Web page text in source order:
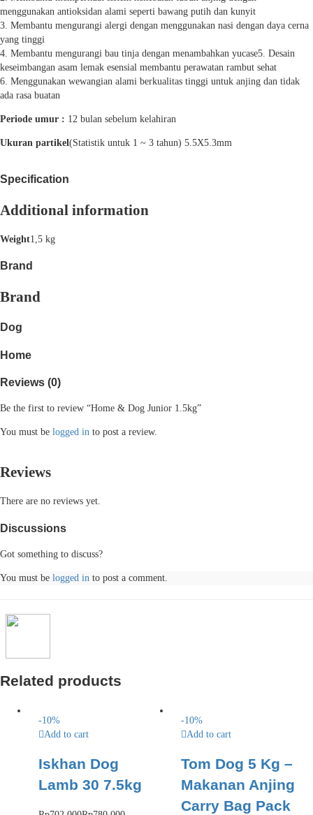
menggunakan antioksidan alami seperti bawang putih dan kunyit
3. Membantu mengurangi alergi dengan menggunakan nasi dengan daya cerna
yang tinggi
4. Membantu mengurangi bau tinja dengan menambahkan yucase5. Desain
keseimbangan asam lemak esensial membantu perawatan rambut sehat
6. Menggunakan wewangian alami berkualitas tinggi untuk anjing dan tidak
ada rasa buatan
Periode umur : 12 bulan sebelum kelahiran
Ukuran partikel (Statistik untuk 1 ~ 3 tahun) 5.5X5.3mm
Specification
Additional information
Weight1,5 kg
Brand
Brand
Dog
Home
Reviews (0)
Be the first to review “Home & Dog Junior 1.5kg”
You must be logged in to post a review.
Reviews
There are no reviews yet.
Discussions
Got something to discuss?
You must be logged in to post a comment.
Related products
-10%
Add to cart
Iskhan Dog
Lamb 30 7.5kg
-10%
Add to cart
Tom Dog 5 Kg –
Makanan Anjing
Carry Bag Pack